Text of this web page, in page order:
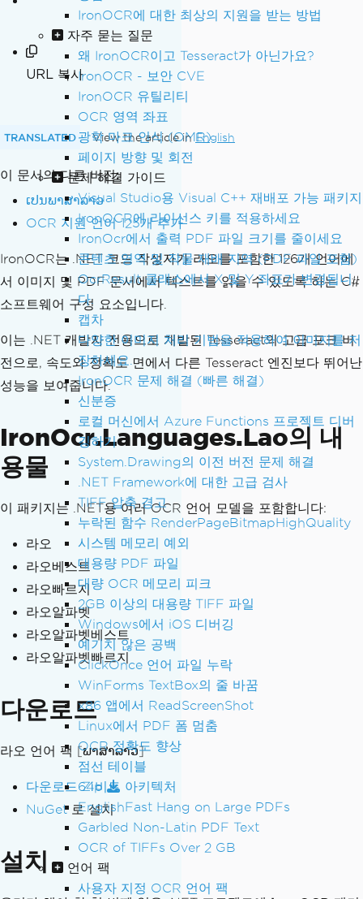
IronOCR에 대한 최상의 지원을 받는 방법
자주 묻는 질문
왜 IronOCR이고 Tesseract가 아닌가요?
IronOCR - 보안 CVE
IronOCR 유틸리티
OCR 영역 좌표
광학 마크 인식 (OMR)
페이지 방향 및 회전
문제 해결 가이드
Visual Studio용 Visual C++ 재배포 가능 패키지
IronOCR에 라이선스 키를 적용하세요
IronOcr에서 출력 PDF 파일 크기를 줄이세요
콘텐츠 영역 및 작물 재배 지역 (PDF 파일 포함)
OcrResult 클래스에서 X 및 Y 좌표가 변경됩니
다.
캡차
다양한 이미지 처리 기법을 적용하여 이미지를 저
장하세요.
IronOCR 문제 해결 (빠른 해결)
신분증
로컬 머신에서 Azure Functions 프로젝트 디버
깅하기
System.Drawing의 이전 버전 문제 해결
.NET Framework에 대한 고급 검사
TIFF 압축 경고
누락된 함수 RenderPageBitmapHighQuality
시스템 메모리 예외
대용량 PDF 파일
대량 OCR 메모리 피크
2GB 이상의 대용량 TIFF 파일
Windows에서 iOS 디버깅
예기치 않은 공백
ClickOnce 언어 파일 누락
WinForms TextBox의 줄 바꿈
x86 앱에서 ReadScreenShot
Linux에서 PDF 폼 멈춤
OCR 정확도 향상
점선 테이블
64비트 아키텍처
EnglishFast Hang on Large PDFs
Garbled Non-Latin PDF Text
OCR of TIFFs Over 2 GB
언어 팩
사용자 지정 OCR 언어 팩
URL 복사
TRANSLATED View the article in English
이 문서의 다른 버전:
ເປນພາສາລາວ
OCR 지원 언어 125개 추가
IronOCR는 .NET 코드 작성자가 라오를 포함한 126개 언어에
서 이미지 및 PDF 문서에서 텍스트를 읽을 수 있도록 하는 C#
소프트웨어 구성 요소입니다.
이는 .NET 개발자 전용으로 개발된 Tesseract의 고급 포크 버
전으로, 속도와 정확도 면에서 다른 Tesseract 엔진보다 뛰어난
성능을 보여줍니다.
IronOcr.Languages.Lao의 내
용물
이 패키지는 .NET용 여러 OCR 언어 모델을 포함합니다:
라오
라오베스트
라오빠르지
라오알파벳
라오알파벳베스트
라오알파벳빠르지
다운로드
라오 언어 팩 [ພາສາລາວ]
다운로드 Zip
NuGet 로 설치
설치